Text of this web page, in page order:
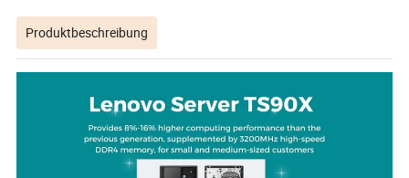
Produktbeschreibung